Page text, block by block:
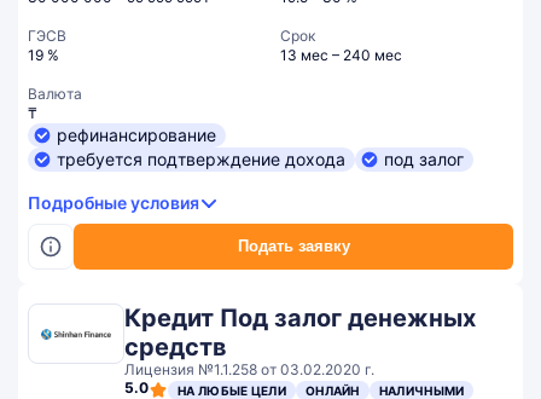
Подать заявку
ГЭСВ
19 %
Срок
13 мес – 240 мес
Валюта
₸
рефинансирование
требуется подтверждение дохода
под залог
Подробные условия
Кредит Под залог денежных
средств
Лицензия №1.1.258 от 03.02.2020 г.
5.0
НА ЛЮБЫЕ ЦЕЛИ ОНЛАЙН НАЛИЧНЫМИ